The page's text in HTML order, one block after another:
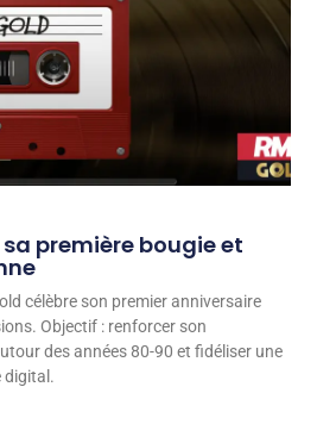
première bougie et
célèbre son premier anniversaire
Objectif : renforcer son
des années 80-90 et fidéliser une
digital.